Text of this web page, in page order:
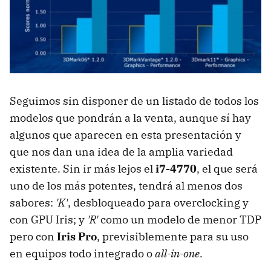
Seguimos sin disponer de un listado de todos los
modelos que pondrán a la venta, aunque sí hay
algunos que aparecen en esta presentación y
que nos dan una idea de la amplia variedad
existente. Sin ir más lejos eli7-4770, el que será
uno de los más potentes, tendrá al menos dos
sabores: 'K', desbloqueado para overclocking y
con GPU Iris; y 'R'como un modelo de menor TDP
pero con Iris Pro, previsiblemente para su uso
en equipos todo integrado oall-in-one.